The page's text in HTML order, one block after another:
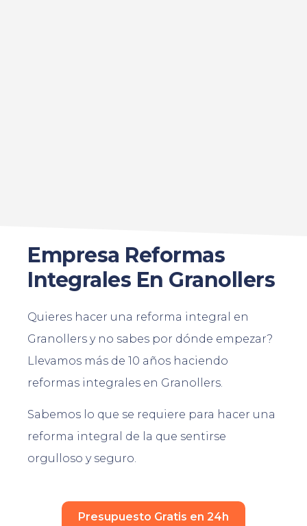
Empresa Reformas
Integrales En Granollers
Quieres hacer una reforma integral en
Granollers y no sabes por dónde empezar?
Llevamos más de 10 años haciendo
reformas integrales en Granollers.
Sabemos lo que se requiere para hacer una
reforma integral de la que sentirse
orgulloso y seguro.
Presupuesto Gratis en 24h